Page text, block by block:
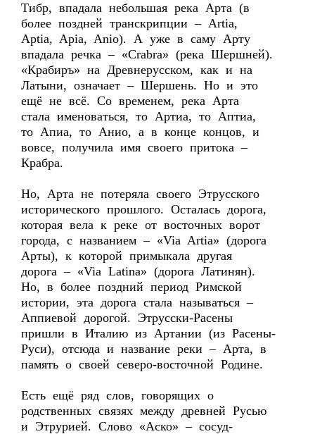
Тибр, впадала небольшая река Арта (в
более поздней транскрипции – Artia,
Aptia, Apia, Anio). А уже в саму Арту
впадала речка – «Crabra» (река Шершней).
«Крабиръ» на Древнерусском, как и на
Латыни, означает – Шершень. Но и это
ещё не всё. Со временем, река Арта
стала именоваться, то Артиа, то Аптиа,
то Апиа, то Анио, а в конце концов, и
вовсе, получила имя своего притока –
Крабра.
Но, Арта не потеряла своего Этрусского
исторического прошлого. Осталась дорога,
которая вела к реке от восточных ворот
города, с названием – «Via Artia» (дорога
Арты), к которой примыкала другая
дорога – «Via Latina» (дорога Латинян).
Но, в более поздний период Римской
истории, эта дорога стала называться –
Аппиевой дорогой. Этрусски-Расены
пришли в Италию из Артании (из Расены-
Руси), отсюда и название реки – Арта, в
память о своей северо-восточной Родине.
Есть ещё ряд слов, говорящих о
родственных связях между древней Русью
и Этрурией. Слово «Аско» – сосуд-